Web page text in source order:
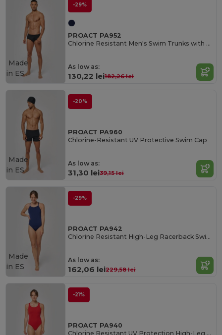
-29%
PROACT PA952
Chlorine Resistant Men's Swim Trunks with UV Protection
As low as:
130,22 lei182,26 lei
Made
in ES
-20%
PROACT PA960
Chlorine-Resistant UV Protective Swim Cap
As low as:
31,30 lei39,15 lei
Made
in ES
-29%
PROACT PA942
Chlorine Resistant High-Leg Racerback Swimsuit
As low as:
162,06 lei229,58 lei
Made
in ES
-21%
PROACT PA940
Chlorine Resistant UV Protection High-Leg Swimsuit